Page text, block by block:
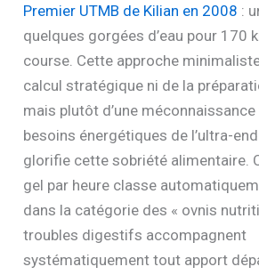
Premier UTMB de Kilian en 2008 :
quelques gorgées d’eau pour 170
course. Cette approche
calcul stratégique ni de la
mais plutôt d’une
besoins énergétiques de l’ultra-
glorifie cette sobriété alimentaire.
gel par heure classe
dans la catégorie des « ovnis
troubles digestifs accompagnent
systématiquement tout apport